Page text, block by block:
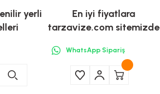
yerli
En iyi fiyatlara
tarzavize.com sitemizde
WhatsApp Sipariş